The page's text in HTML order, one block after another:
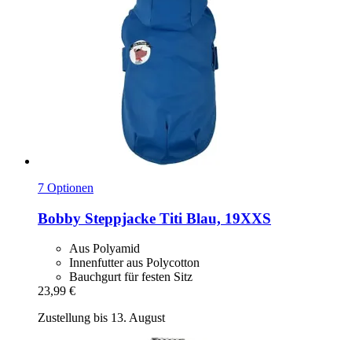
7 Optionen
Bobby Steppjacke Titi Blau, 19XXS
Aus Polyamid
Innenfutter aus Polycotton
Bauchgurt für festen Sitz
23,99 €
Zustellung bis 13. August